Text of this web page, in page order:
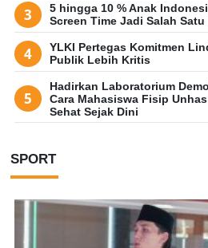
5 hingga 10 % Anak
Screen Time Jadi Salah Satu
YLKI Pertegas Komitmen
Publik Lebih Kritis
Hadirkan Laboratorium
Cara Mahasiswa Fisip
Sehat Sejak Dini
SPORT